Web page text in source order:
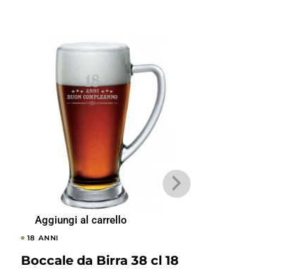
Aggiungi al carrello
18 ANNI
Boccale da Birra 38 cl 18